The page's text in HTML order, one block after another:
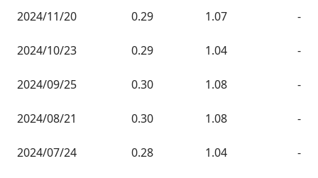
2024/11/20 0.29 1.07 -
2024/10/23 0.29 1.04 -
2024/09/25 0.30 1.08 -
2024/08/21 0.30 1.08 -
2024/07/24 0.28 1.04 -